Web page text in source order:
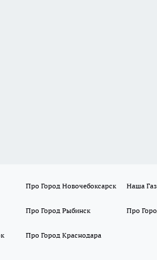
Про Город Новочебоксарск Наша
Про Город Рыбинск Про
Про Город Краснодара